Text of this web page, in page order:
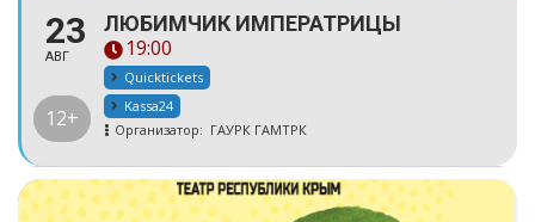
23
АВГ
ЛЮБИМЧИК ИМПЕРАТРИЦЫ
12+
19:00
Quicktickets
Kassa24
Организатор: ГАУРК ГАМТРК